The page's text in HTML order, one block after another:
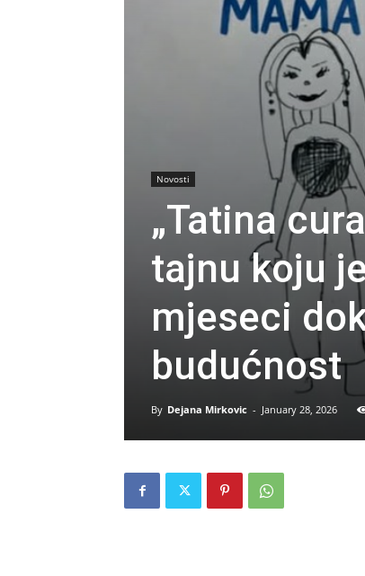
Novosti
„Tatina
tajnu koju
mjeseci
budućnost
By Dejana Mirkovic - January 28, 2026